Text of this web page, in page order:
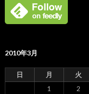
2010年3月
日 月 火
1 2